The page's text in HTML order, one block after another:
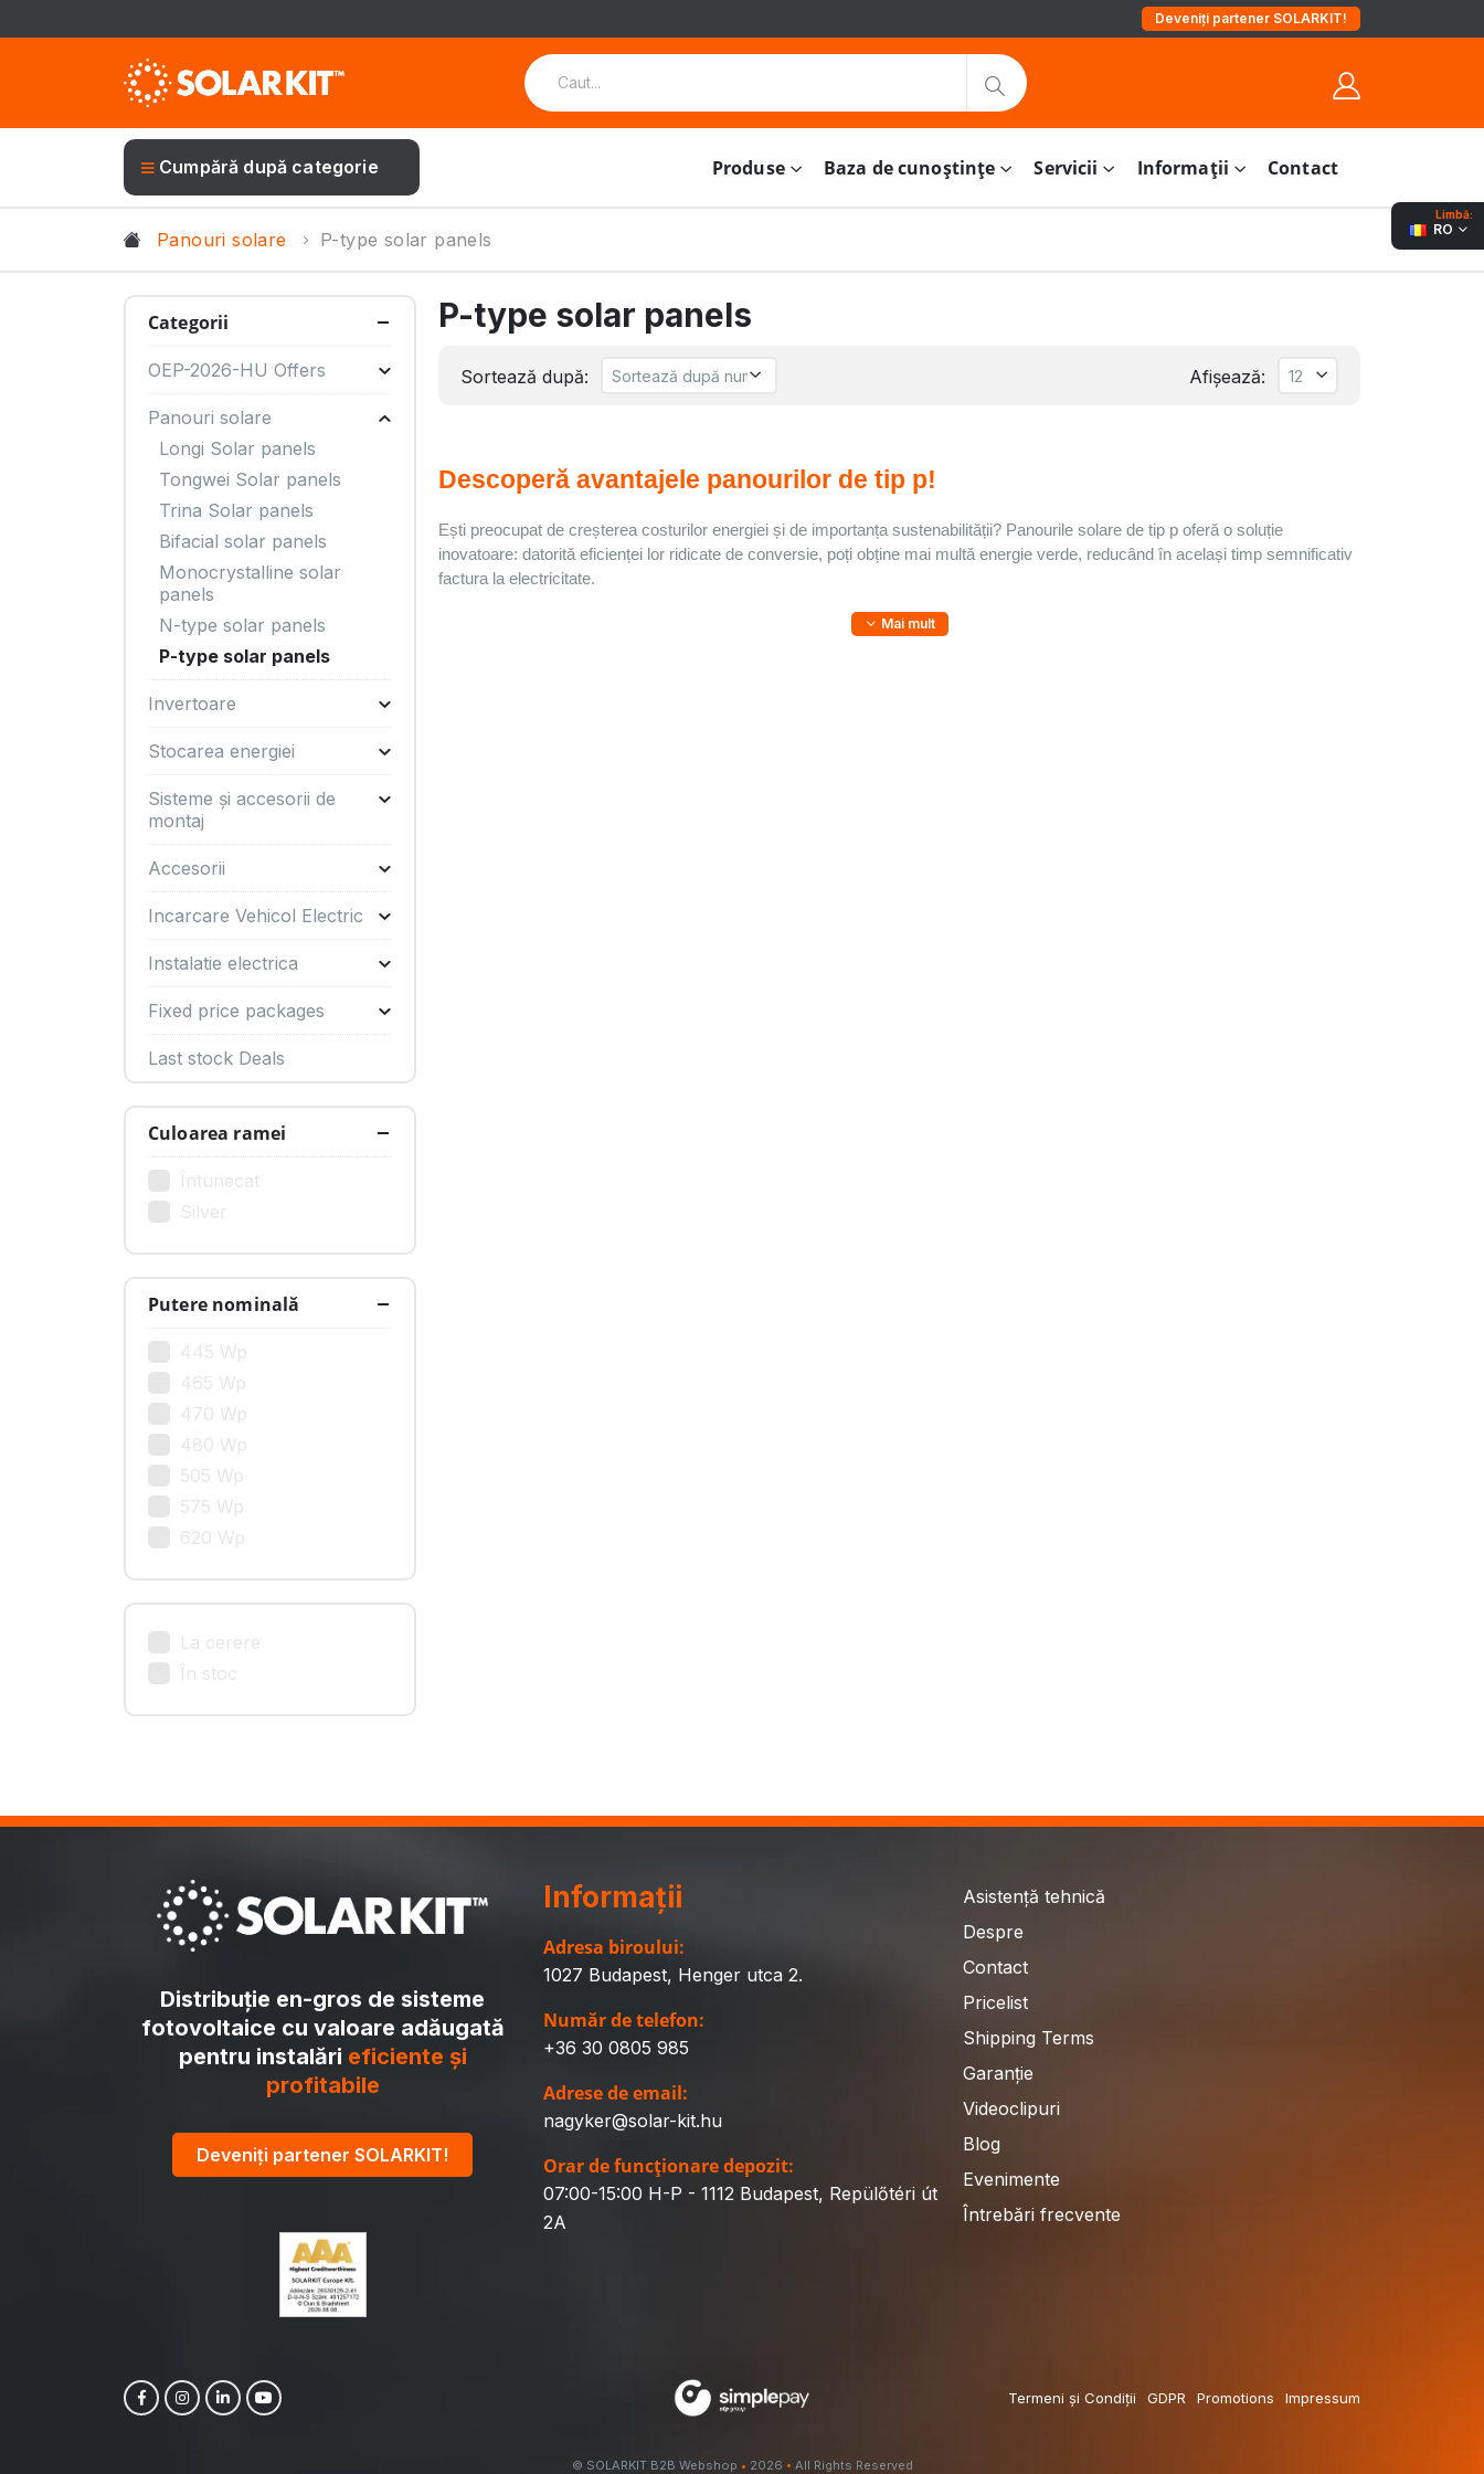
Deveniți partener SOLARKIT!
Limbă:
RO
Cumpără după categorie Produse Baza de cunoștințe Servicii Informații Contact
Panouri solare P-type solar panels
P-type solar panels
Sortează după: Afișează:
Descoperă avantajele panourilor de tip p!
Ești preocupat de creșterea costurilor energiei și de importanța sustenabilității? Panourile solare de tip p oferă o soluție
inovatoare: datorită eficienței lor ridicate de conversie, poți obține mai multă energie verde, reducând în același timp semnificativ
factura la electricitate.
Mai mult
Categorii
OEP-2026-HU Offers
Panouri solare
Longi Solar panels
Tongwei Solar panels
Trina Solar panels
Bifacial solar panels
Monocrystalline solar
panels
N-type solar panels
P-type solar panels
Invertoare
Stocarea energiei
Sisteme și accesorii de
montaj
Accesorii
Incarcare Vehicol Electric
Instalatie electrica
Fixed price packages
Last stock Deals
Culoarea ramei
Întunecat
Silver
Putere nominală
445 Wp
465 Wp
470 Wp
480 Wp
505 Wp
575 Wp
620 Wp
La cerere
În stoc
Distribuție en-gros de sisteme
fotovoltaice cu valoare adăugată
pentru instalări eficiente și
profitabile
Deveniți partener SOLARKIT!
Informații
Adresa biroului:
1027 Budapest, Henger utca 2.
Număr de telefon:
+36 30 0805 985
Adrese de email:
nagyker@solar-kit.hu
Orar de funcționare depozit:
07:00-15:00 H-P - 1112 Budapest, Repülőtéri út
2A
Asistență tehnică
Despre
Contact
Pricelist
Shipping Terms
Garanție
Videoclipuri
Blog
Evenimente
Întrebări frecvente
Termeni și Condiții GDPR Promotions Impressum
© SOLARKIT B2B Webshop • 2026 • All Rights Reserved